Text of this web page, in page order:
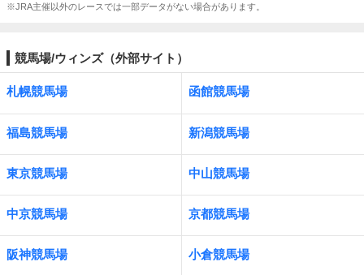
※JRA主催以外のレースでは一部データがない場合があります。
競馬場/ウィンズ（外部サイト）
札幌競馬場 函館競馬場
福島競馬場 新潟競馬場
東京競馬場 中山競馬場
中京競馬場 京都競馬場
阪神競馬場 小倉競馬場